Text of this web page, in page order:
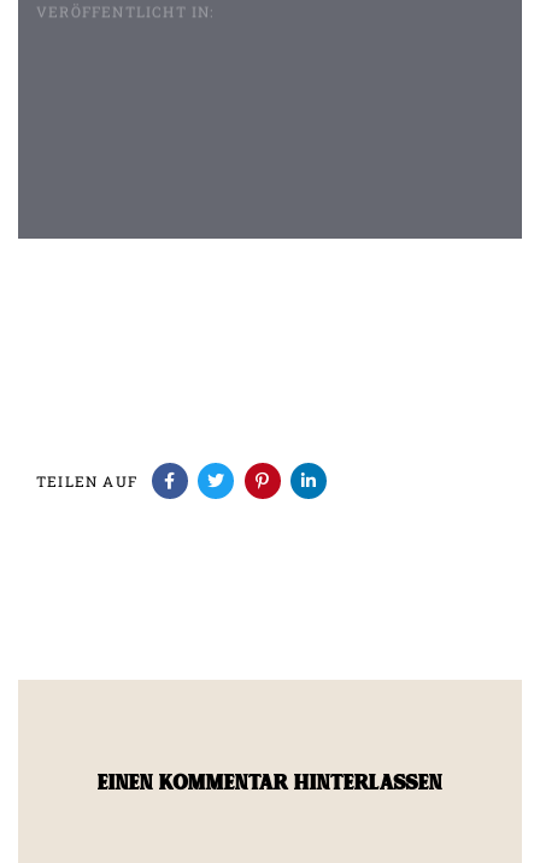
VERÖFFENTLICHT IN:
TEILEN AUF
EINEN KOMMENTAR HINTERLASSEN